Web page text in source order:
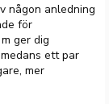
någon anledning
för
ger dig
ett par
mer